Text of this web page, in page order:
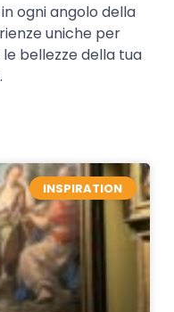
ogni angolo della
uniche per
bellezze della tua
INSPIRATION